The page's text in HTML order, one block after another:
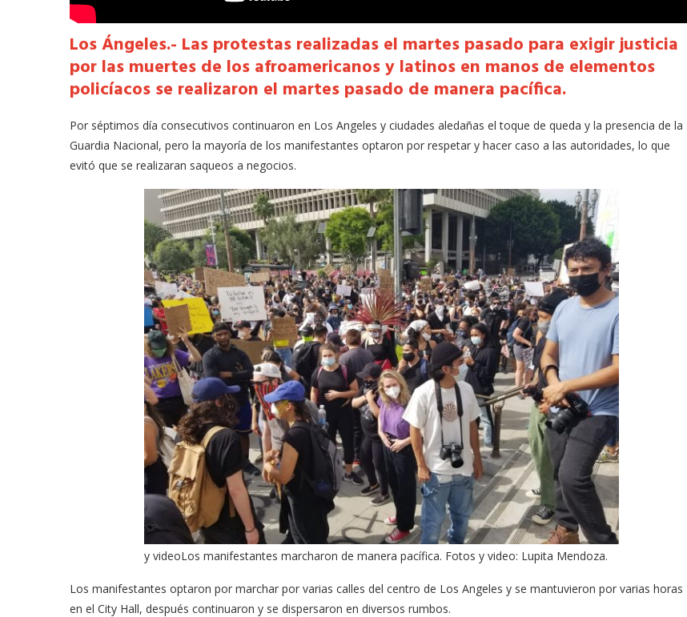
Los Ángeles.- Las protestas realizadas el martes pasado para exigir justicia
por las muertes de los afroamericanos y latinos en manos de elementos
policíacos se realizaron el martes pasado de manera pacífica.
Por séptimos día consecutivos continuaron en Los Angeles y ciudades aledañas el toque de queda y la presencia de la
Guardia Nacional, pero la mayoría de los manifestantes optaron por respetar y hacer caso a las autoridades, lo que
evitó que se realizaran saqueos a negocios.
y videoLos manifestantes marcharon de manera pacífica. Fotos y video: Lupita Mendoza.
Los manifestantes optaron por marchar por varias calles del centro de Los Angeles y se mantuvieron por varias horas
en el City Hall, después continuaron y se dispersaron en diversos rumbos.
imágenes de ‘Velvet
Fabiola Guajardo e Iván Arana recorren
alfombra roja...
02/09/2025
Cuchicheos del Latin Grammy 2024
11/20/2024